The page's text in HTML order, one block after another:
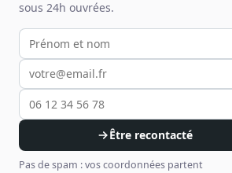
sous 24h ouvrées.
Votre prénom et nom
Votre email
Votre téléphone
Être recontacté
Pas de spam : vos coordonnées partent